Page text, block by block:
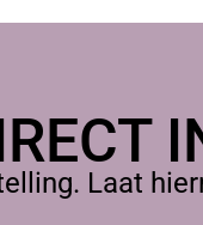
met Acrylic One, en
Laat